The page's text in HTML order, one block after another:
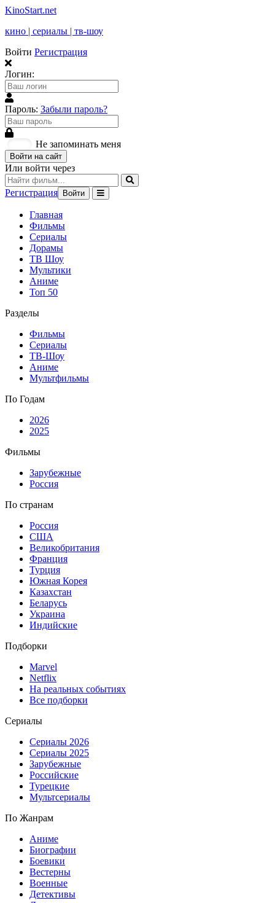
KinoStart.net
кино | сериалы | тв-шоу
Войти Регистрация
Логин:
Пароль: Забыли пароль?
Не запоминать меня
Войти на сайт
Или войти через
Регистрация Войти
Главная
Фильмы
Сериалы
Дорамы
ТВ Шоу
Мультики
Аниме
Топ 50
Разделы
Фильмы
Сериалы
ТВ-Шоу
Аниме
Мультфильмы
По Годам
2026
2025
Фильмы
Зарубежные
Россия
По странам
Россия
США
Великобритания
Франция
Турция
Южная Корея
Казахстан
Беларусь
Украина
Индийские
Подборки
Marvel
Netflix
На реальных событиях
Все подборки
Сериалы
Сериалы 2026
Сериалы 2025
Зарубежные
Российские
Турецкие
Мультсериалы
По Жанрам
Аниме
Биографии
Боевики
Вестерны
Военные
Детективы